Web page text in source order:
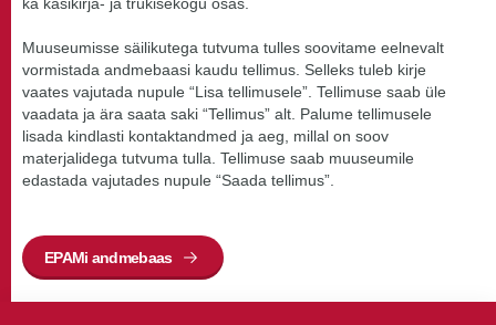
Muuseumisse säilikutega tutvuma tulles soovitame eelnevalt
vormistada andmebaasi kaudu tellimus. Selleks tuleb kirje
vaates vajutada nupule “Lisa tellimusele”. Tellimuse saab üle
vaadata ja ära saata saki “Tellimus” alt. Palume tellimusele
lisada kindlasti kontaktandmed ja aeg, millal on soov
materjalidega tutvuma tulla. Tellimuse saab muuseumile
edastada vajutades nupule “Saada tellimus”.
EPAMi andmebaas